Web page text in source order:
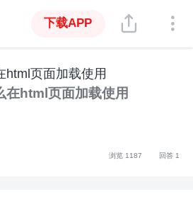
下载APP
html页面加载使用
html页面加载使用
浏览 1187 回答 1